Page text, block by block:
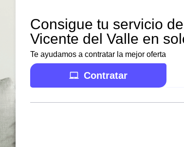
Consigue tu servicio
Vicente del Valle en
Te ayudamos a contratar la mejor oferta
Contratar